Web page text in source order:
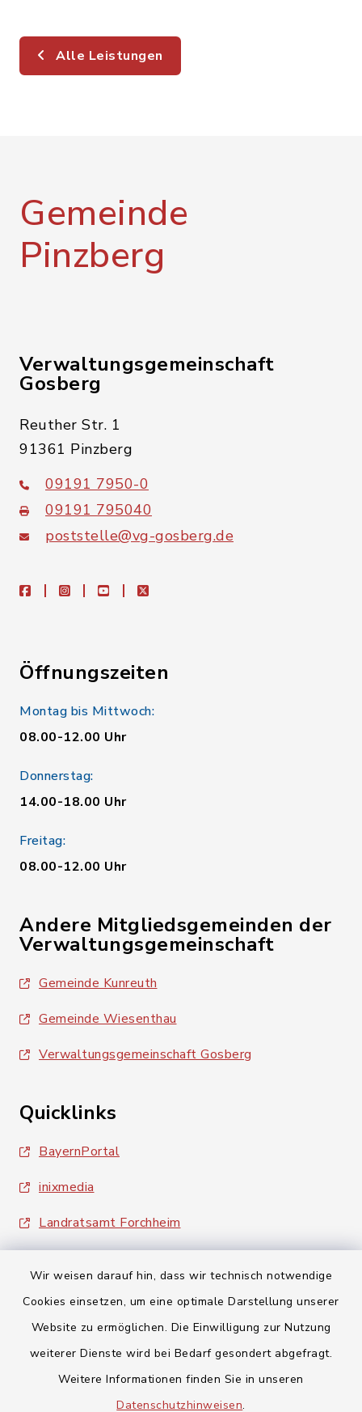
Wir weisen darauf hin, dass wir technisch notwendige
Cookies einsetzen, um eine optimale Darstellung unserer
Website zu ermöglichen. Die Einwilligung zur Nutzung
weiterer Dienste wird bei Bedarf gesondert abgefragt.
Weitere Informationen finden Sie in unseren
Datenschutzhinweisen.
Alle Leistungen
Gemeinde
Pinzberg
Verwaltungsgemeinschaft
Gosberg
Reuther Str. 1
91361 Pinzberg
09191 7950-0
09191 795040
poststelle@vg-gosberg.de
facebookinstagramyoutubeX
Öffnungszeiten
Montag bis Mittwoch:
08.00-12.00 Uhr
Donnerstag:
14.00-18.00 Uhr
Freitag:
08.00-12.00 Uhr
Andere Mitgliedsgemeinden der
Verwaltungsgemeinschaft
Gemeinde Kunreuth
Gemeinde Wiesenthau
Verwaltungsgemeinschaft Gosberg
Quicklinks
BayernPortal
inixmedia
Landratsamt Forchheim
Barrierefreiheit